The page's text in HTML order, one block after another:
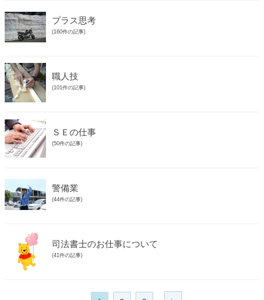
プラス思考
(160件の記事)
職人技
(101件の記事)
ＳＥの仕事
(50件の記事)
警備業
(44件の記事)
司法書士のお仕事について
(41件の記事)